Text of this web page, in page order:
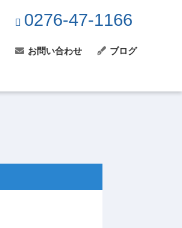
お問い合わせ ブログ
0276-47-1166